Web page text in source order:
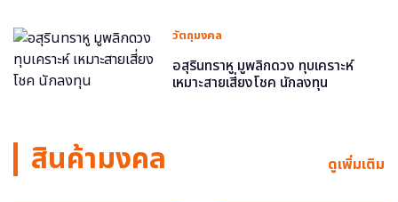
วัตถุมงคล
อสุรินทราหู มูพลิกดวง ทุบเคราะห์
เหมาะสายเสี่ยงโชค นักลงทุน
สินค้ามงคล ดูเพิ่มเติม